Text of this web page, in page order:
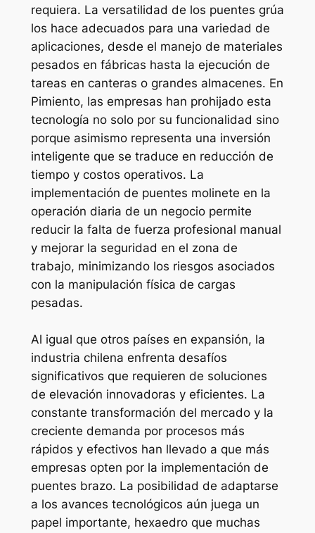
requiera. La versatilidad de los puentes grúa
los hace adecuados para una variedad de
aplicaciones, desde el manejo de materiales
pesados en fábricas hasta la ejecución de
tareas en canteras o grandes almacenes. En
Pimiento, las empresas han prohijado esta
tecnología no solo por su funcionalidad sino
porque asimismo representa una inversión
inteligente que se traduce en reducción de
tiempo y costos operativos. La
implementación de puentes molinete en la
operación diaria de un negocio permite
reducir la falta de fuerza profesional manual
y mejorar la seguridad en el zona de
trabajo, minimizando los riesgos asociados
con la manipulación física de cargas
pesadas.
Al igual que otros países en expansión, la
industria chilena enfrenta desafíos
significativos que requieren de soluciones
de elevación innovadoras y eficientes. La
constante transformación del mercado y la
creciente demanda por procesos más
rápidos y efectivos han llevado a que más
empresas opten por la implementación de
puentes brazo. La posibilidad de adaptarse
a los avances tecnológicos aún juega un
papel importante, hexaedro que muchas